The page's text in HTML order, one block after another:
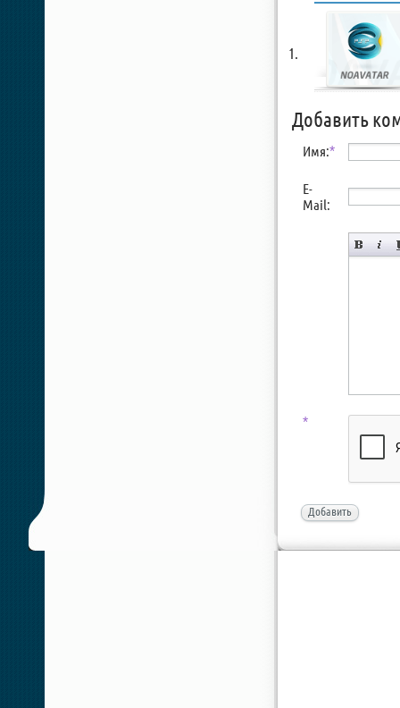
Добавить
Имя:*
E-
Mail:
*
Добавить